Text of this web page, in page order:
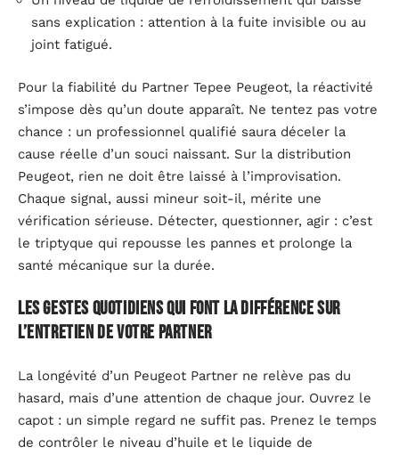
sans explication : attention à la fuite invisible ou au
joint fatigué.
Pour la fiabilité du Partner Tepee Peugeot, la réactivité
s’impose dès qu’un doute apparaît. Ne tentez pas votre
chance : un professionnel qualifié saura déceler la
cause réelle d’un souci naissant. Sur la distribution
Peugeot, rien ne doit être laissé à l’improvisation.
Chaque signal, aussi mineur soit-il, mérite une
vérification sérieuse. Détecter, questionner, agir : c’est
le triptyque qui repousse les pannes et prolonge la
santé mécanique sur la durée.
Les gestes quotidiens qui font la différence sur
l’entretien de votre Partner
La longévité d’un Peugeot Partner ne relève pas du
hasard, mais d’une attention de chaque jour. Ouvrez le
capot : un simple regard ne suffit pas. Prenez le temps
de contrôler le niveau d’huile et le liquide de